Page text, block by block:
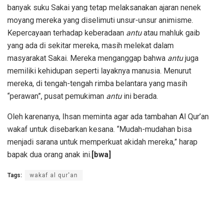
banyak suku Sakai yang tetap melaksanakan ajaran nenek
moyang mereka yang diselimuti unsur-unsur animisme.
Kepercayaan terhadap keberadaan antuatau mahluk gaib
yang ada di sekitar mereka, masih melekat dalam
masyarakat Sakai. Mereka menganggap bahwa antujuga
memiliki kehidupan seperti layaknya manusia. Menurut
mereka, di tengah-tengah rimba belantara yang masih
“perawan”, pusat pemukiman antuini berada.
Oleh karenanya, Ihsan meminta agar ada tambahan Al Qur’an
wakaf untuk disebarkan kesana. “Mudah-mudahan bisa
menjadi sarana untuk memperkuat akidah mereka,” harap
bapak dua orang anak ini. [bwa]
Tags: wakaf al qur'an